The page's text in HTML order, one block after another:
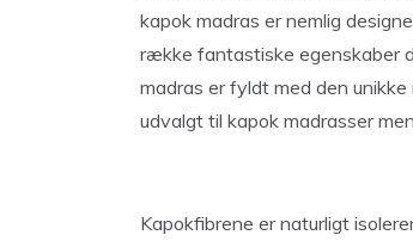
kapok madras er nemlig
række fantastiske egenskaber
madras er fyldt med den
udvalgt til kapok madrasser
Kapokfibrene er naturligt